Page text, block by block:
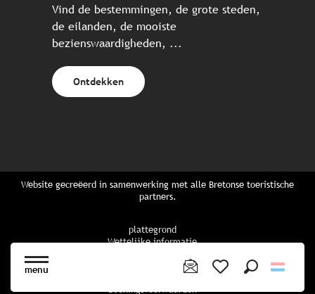
menu
Vind de bestemmingen, de grote steden,
de eilanden, de mooiste
bezienswaardigheden, ...
Ontdekken
Website gecreëerd in samenwerking met alle Bretonse toeristische
partners.
plattegrond
Wettelijke informatie
Boekingsvoorwaarden